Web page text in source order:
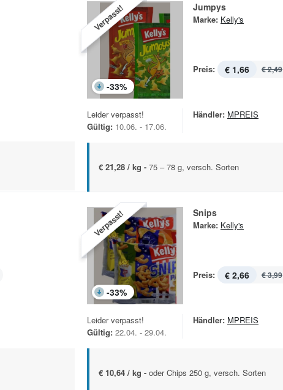
Verpasst!
-33%
Jumpys
Marke: Kelly's
Preis: € 1,66 € 2,49
Leider verpasst!
Gültig: 10.06. - 17.06.
Händler: MPREIS
€ 21,28 / kg - 75 – 78 g, versch. Sorten
Verpasst!
-33%
Snips
Marke: Kelly's
Preis: € 2,66 € 3,99
Leider verpasst!
Gültig: 22.04. - 29.04.
Händler: MPREIS
€ 10,64 / kg - oder Chips 250 g, versch. Sorten